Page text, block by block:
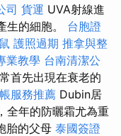
司 貨運 UVA射線進
生的細胞。 台胞證
護照過期 推拿與整
業教學 台南清潔公
首先出現在衰老的
服務推薦 Dubin居
全年的防曬霜尤為重
胎的父母 泰國簽證